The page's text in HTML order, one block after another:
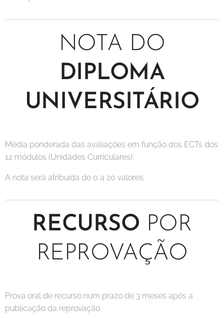
NOTA DO
DIPLOMA
UNIVERSITÁRIO
Média ponderada das avaliações em função dos ECTs dos
12 módulos (Unidades Curriculares).
A nota será atribuída de 0 a 20 valores.
RECURSO POR
REPROVAÇÃO
Prova oral de recurso num prazo de 3 meses após a
publicação da reprovação.